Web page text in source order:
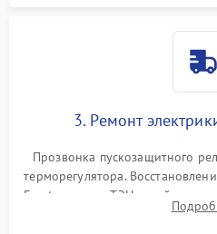
3. Ремонт
Прозвонка пускозащитного
терморегулятора.
Frost, включая ТЭН оттайки и
платы управления при